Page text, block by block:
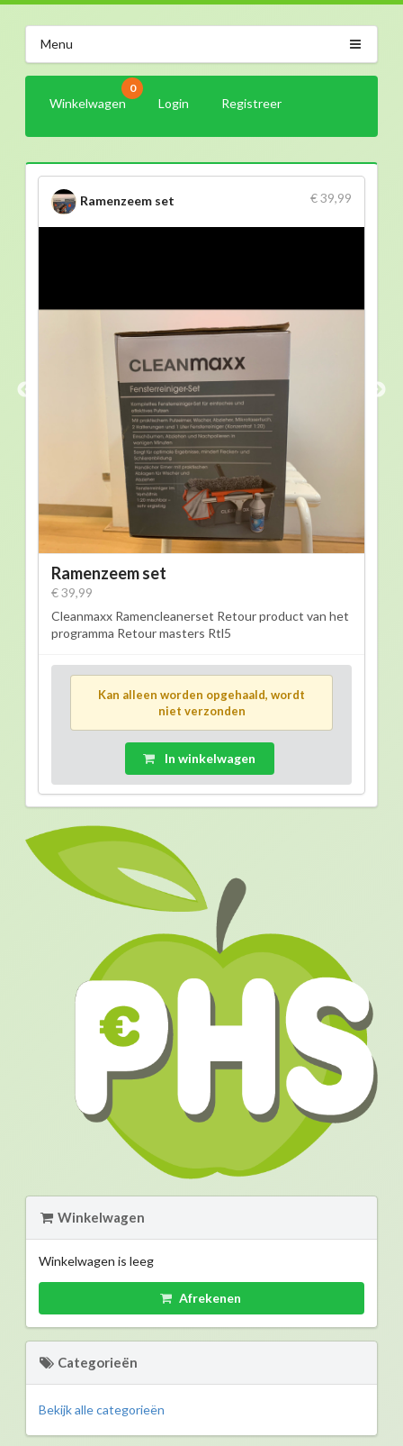
Menu
Winkelwagen
0
Login Registreer
€ 39,99
Ramenzeem set
Ramenzeem set
€ 39,99
Cleanmaxx Ramencleanerset Retour product van het
programma Retour masters Rtl5
Kan alleen worden opgehaald, wordt
niet verzonden
In winkelwagen
Winkelwagen
Winkelwagen is leeg
Afrekenen
Categorieën
Bekijk alle categorieën